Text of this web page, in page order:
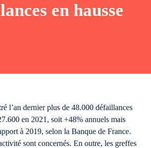
en hausse
l’an dernier plus de 48.000 défaillances
en 2021, soit +48% annuels mais
à 2019, selon la Banque de France.
sont concernés. En outre, les greffes